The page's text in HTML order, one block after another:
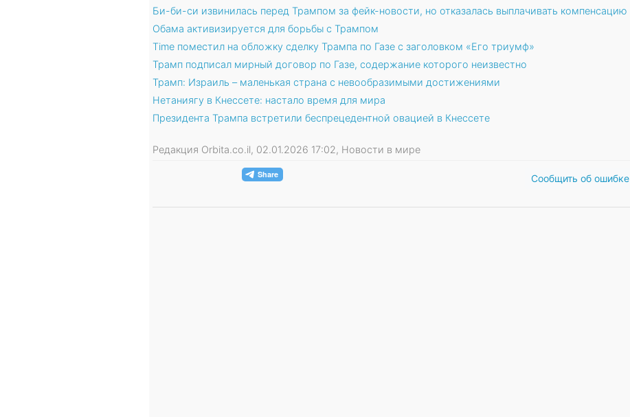
Би-би-си извинилась перед Трампом за фейк-новости, но отказалась выплачивать компенсацию
Обама активизируется для борьбы с Трампом
Time поместил на обложку сделку Трампа по Газе с заголовком «Его триумф»
Трамп подписал мирный договор по Газе, содержание которого неизвестно
Трамп: Израиль – маленькая страна с невообразимыми достижениями
Нетаниягу в Кнессете: настало время для мира
Президента Трампа встретили беспрецедентной овацией в Кнессете
Редакция Orbita.co.il, 02.01.2026 17:02, Новости в мире
Сообщить об ошибке